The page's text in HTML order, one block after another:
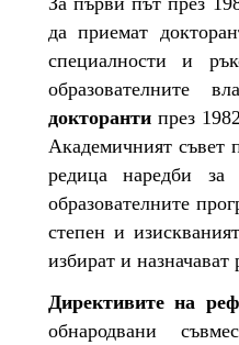
да приемат
специалности и
образователните
докторанти през
Академичният съвет
редица наредби за
образователните
степен и
избират и
Директивите на
обнародвани